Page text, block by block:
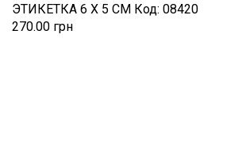
ЭТИКЕТКА 6 Х 5 СМ Код: 08420
270.00 грн